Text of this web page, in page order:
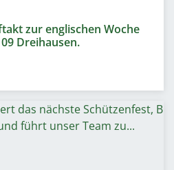
zur englischen Woche
Dreihausen.